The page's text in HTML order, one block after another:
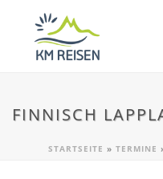
FINNISCH
STARTSEITE » TERMINE